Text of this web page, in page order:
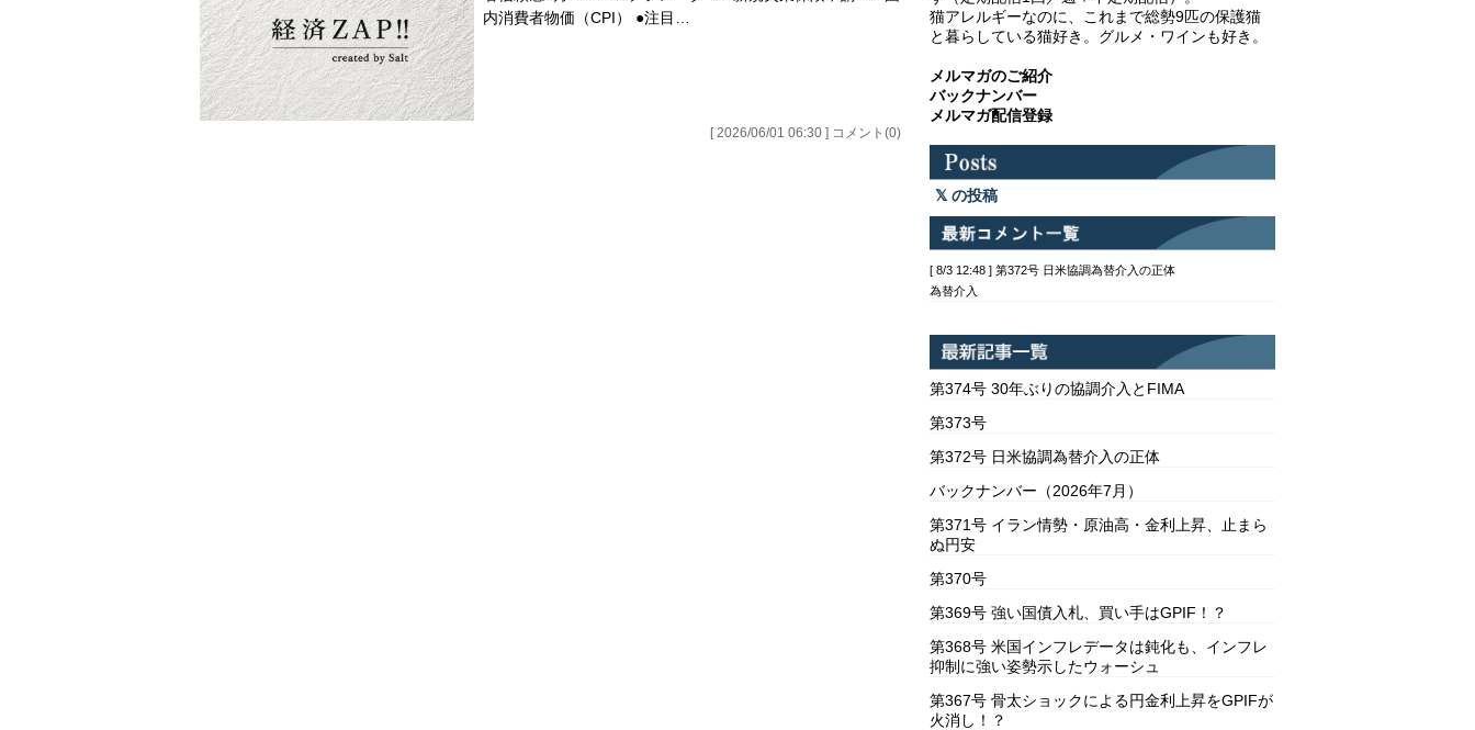
内消費者物価（CPI） ●注目…
[ 2026/06/01 06:30 ] コメント(0)
猫アレルギーなのに、これまで総勢9匹の保護猫
と暮らしている猫好き。グルメ・ワインも好き。
メルマガのご紹介
バックナンバー
メルマガ配信登録
の投稿
[ 8/3 12:48 ] 第372号 日米協調為替介入の正体
為替介入
第374号 30年ぶりの協調介入とFIMA
第373号
第372号 日米協調為替介入の正体
バックナンバー（2026年7月）
第371号 イラン情勢・原油高・金利上昇、止まら
ぬ円安
第370号
第369号 強い国債入札、買い手はGPIF！？
第368号 米国インフレデータは鈍化も、インフレ
抑制に強い姿勢示したウォーシュ
第367号 骨太ショックによる円金利上昇をGPIFが
火消し！？